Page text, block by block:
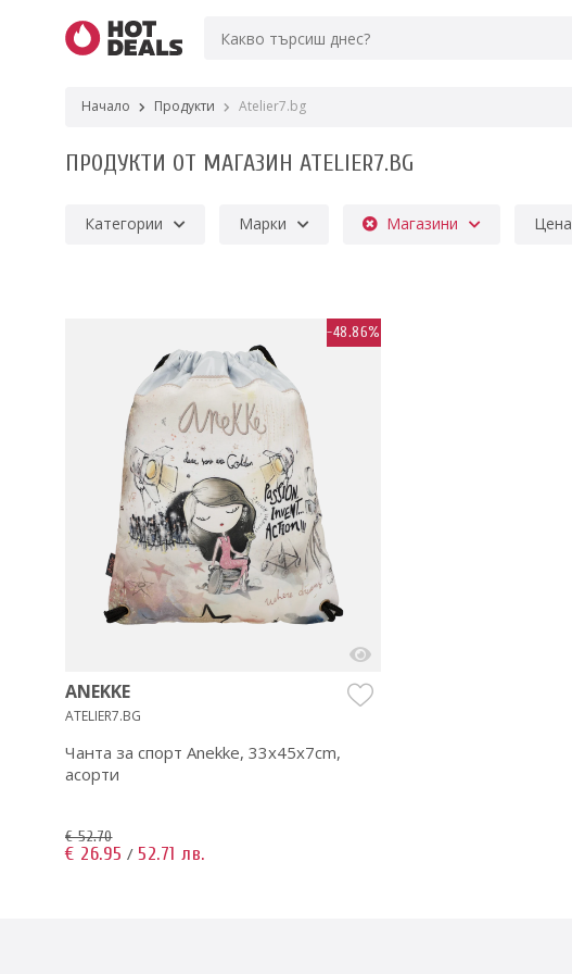
Начало Продукти Atelier7.bg
ПРОДУКТИ ОТ МАГАЗИН ATELIER7.BG
Категории Марки Магазини Цена
-48.86%
ANEKKE
ATELIER7.BG
Чанта за спорт Anekke, 33x45x7cm,
асорти
€ 52.70
€ 26.95 / 52.71 лв.